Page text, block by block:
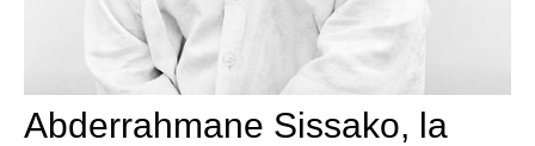
Abderrahmane Sissako, la